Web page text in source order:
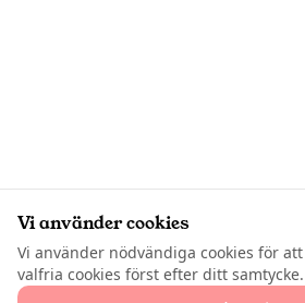
Vi använder cookies
Vi använder nödvändiga cookies för
valfria cookies först efter ditt